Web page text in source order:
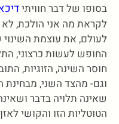
בסופו של דבר חוויתי
לקראת מה אני הולכת,
לעולם, את עוצמת השינוי
החופש לעשות כרצוני,
חוסר השינה, הזוגיות,
וגם- מהצד השני,
שאינה תלויה בדבר
הטוטליות הזו והקושי